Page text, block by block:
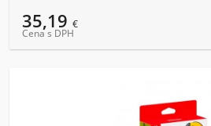
35,19 €
Cena s DPH